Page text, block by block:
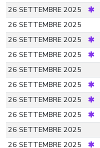
26 SETTEMBRE 2025
26 SETTEMBRE 2025
26 SETTEMBRE 2025
26 SETTEMBRE 2025
26 SETTEMBRE 2025
26 SETTEMBRE 2025
26 SETTEMBRE 2025
26 SETTEMBRE 2025
26 SETTEMBRE 2025
26 SETTEMBRE 2025